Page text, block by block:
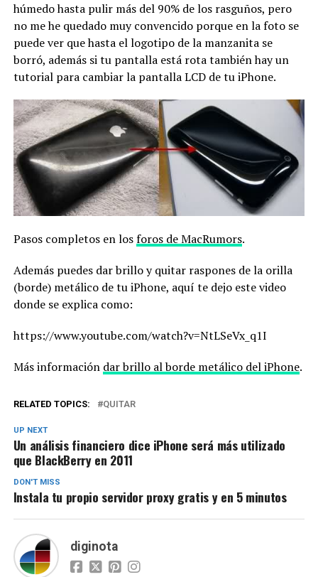
húmedo hasta pulir más del 90% de los rasguños, pero
no me he quedado muy convencido porque en la foto se
puede ver que hasta el logotipo de la manzanita se
borró, además si tu pantalla está rota también hay un
tutorial para cambiar la pantalla LCD de tu iPhone.
Pasos completos en losforos de MacRumors.
Además puedes dar brillo y quitar raspones de la orilla
(borde) metálico de tu iPhone, aquí te dejo este video
donde se explica como:
https://www.youtube.com/watch?v=NtLSeVx_q1I
Más información dar brillo al borde metálico del iPhone.
RELATED TOPICS: QUITAR
UP NEXT
Un análisis financiero dice iPhone será más utilizado
que BlackBerry en 2011
DON'T MISS
Instala tu propio servidor proxy gratis y en 5 minutos
diginota